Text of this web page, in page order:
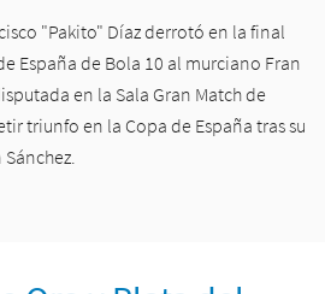
"Pakito" Díaz derrotó en la final
España de Bola 10 al murciano Fran
en la Sala Gran Match de
triunfo en la Copa de España tras su